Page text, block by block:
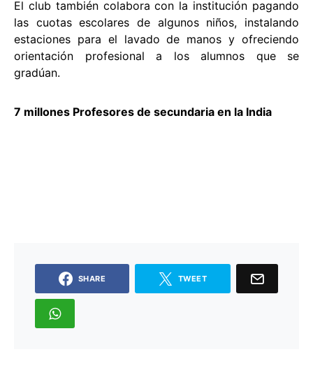
El club también colabora con la institución pagando
las cuotas escolares de algunos niños, instalando
estaciones para el lavado de manos y ofreciendo
orientación profesional a los alumnos que se
gradúan.
7 millones Profesores de secundaria en la India
SHARE TWEET